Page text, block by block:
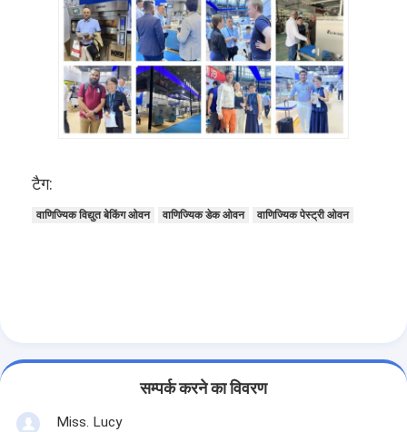
रैक ओवन
वाणिज्यिक बेकरी ओवन
संवहन तंदूर
छोटे बेकरी उपकरण
बेकरी डिस्प्ले कैबिनेट
टैग:
वाणिज्यिक विद्युत बेकिंग ओवन वाणिज्यिक डेक ओवन वाणिज्यिक पेस्ट्री ओवन
सम्पर्क करने का विवरण
Miss. Lucy